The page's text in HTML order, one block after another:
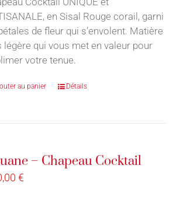
en Sisal Rouge corail, garni
de fleur qui s’envolent. Matière
légère qui vous met en valeur pour
votre tenue.
au panier Détails
– Chapeau Cocktail
€